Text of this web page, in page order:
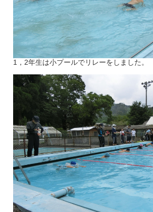
1，2年生は小プールでリレーをしました。